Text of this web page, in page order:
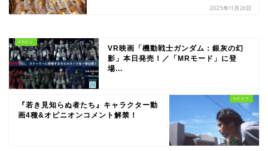
2025年11月26日
VR映画「機動戦士ガンダム：銀灰の幻
影」本日発売！／「MRモード」に登
場...
『若き見知らぬ者たち』キャラクター動
画4種&オピニオンコメント解禁！